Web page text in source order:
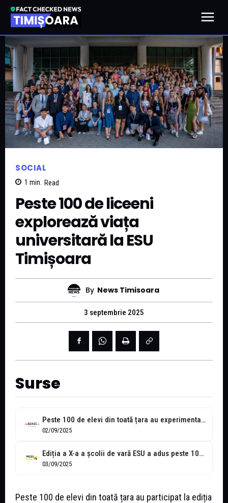
SOCIAL
1 min. Read
Peste 100 de liceeni
explorează viața
universitară la ESU
Timișoara
By News Timisoara
3 septembrie 2025
Surse
Peste 100 de elevi din toată țara au experimentat viața de student...
02/09/2025
Ediția a X-a a școlii de vară ESU a adus peste 100...
03/09/2025
Peste 100 de elevi din toată țara au participat la ediția